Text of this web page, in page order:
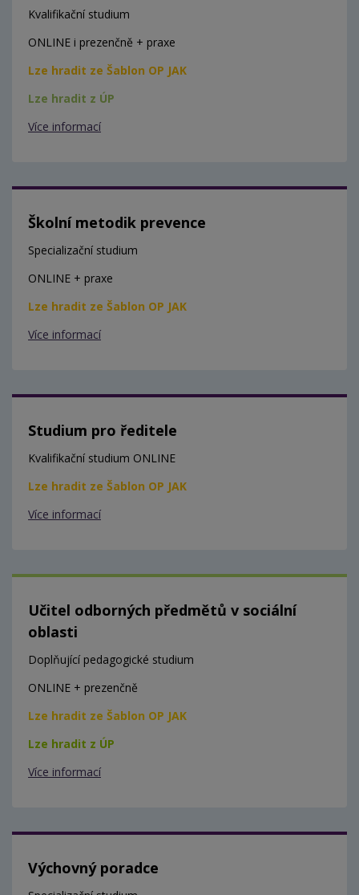
Kvalifikační studium
ONLINE i prezenčně + praxe
Lze hradit ze Šablon OP JAK
Lze hradit z ÚP
Více informací
Školní metodik prevence
Specializační studium
ONLINE + praxe
Lze hradit ze Šablon OP JAK
Více informací
Studium pro ředitele
Kvalifikační studium ONLINE
Lze hradit ze Šablon OP JAK
Více informací
Učitel odborných předmětů v sociální
oblasti
Doplňující pedagogické studium
ONLINE + prezenčně
Lze hradit ze Šablon OP JAK
Lze hradit z ÚP
Více informací
Výchovný poradce